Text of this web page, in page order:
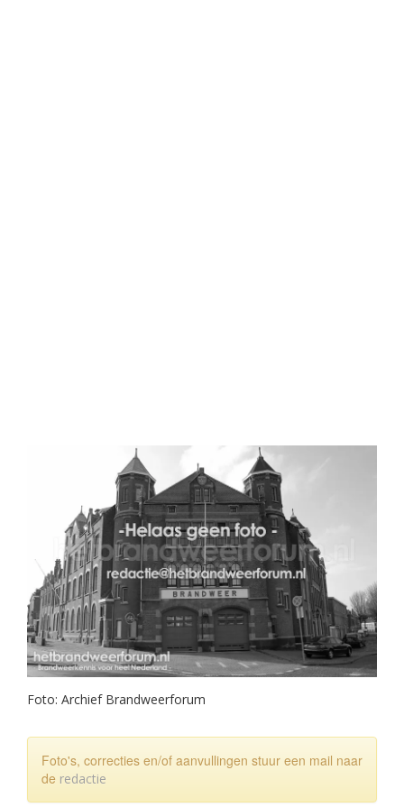
Foto: Archief Brandweerforum
Foto's, correcties en/of aanvullingen stuur een mail naar
de redactie